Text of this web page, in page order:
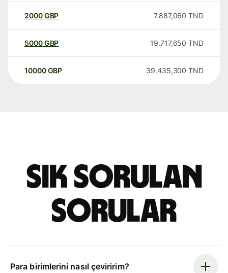
2000GBP 7.887,060 TND
5000GBP 19.717,650 TND
10000 GBP 39.435,300 TND
Sık sorulan
sorular
Para birimlerini nasıl çeviririm?